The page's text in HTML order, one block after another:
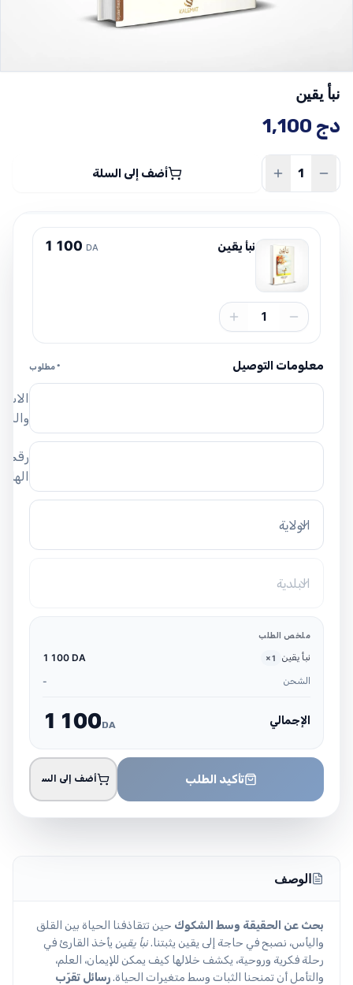
نبأ يقين
1,100 دج
أضف إلى السلة
نبأ يقين 1 100 DA
1
معلومات التوصيل * مطلوب
رقم
الولاية
البلدية
ملخص الطلب
نبأ يقين ×1
1 100 DA
الشحن -
الإجمالي 1 100DA
تأكيد الطلب أضف إلى السلة
الوصف
بحث عن الحقيقة وسط الشكوك حين تتقاذفنا الحياة بين القلق
واليأس، نصبح في حاجة إلى يقين يثبتنا.نبأ يقين يأخذ القارئ في
رحلة فكرية وروحية، يكشف خلالها كيف يمكن للإيمان، العلم،
والتأمل أن تمنحنا الثبات وسط متغيرات الحياة.رسائل تقرّب